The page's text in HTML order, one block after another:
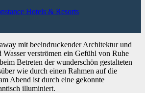
Hotels & Resorts
mit beeindruckender Architektur und
verströmen ein Gefühl von Ruhe
Betreten der wunderschön gestalteten
wie durch einen Rahmen auf die
Abend ist durch eine gekonnte
illuminiert.